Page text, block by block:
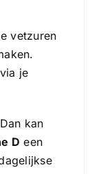
vetzuren
je
kan
D een